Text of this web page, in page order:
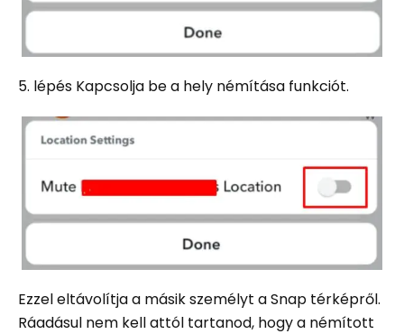
5. lépés Kapcsolja be a hely némítása funkciót.
Ezzel eltávolítja a másik személyt a Snap térképről.
Ráadásul nem kell attól tartanod, hogy a némított